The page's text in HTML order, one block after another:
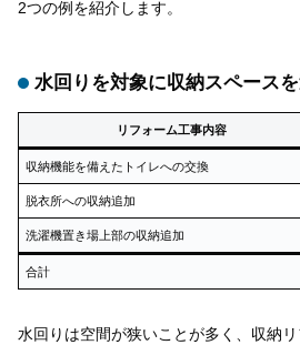
2つの例を紹介します。
水回りを対象に収納スペース
リフォーム工事内容
収納機能を備えたトイレへの交換
脱衣所への収納追加
洗濯機置き場上部の収納追加
合計
水回りは空間が狭いことが多く、収納